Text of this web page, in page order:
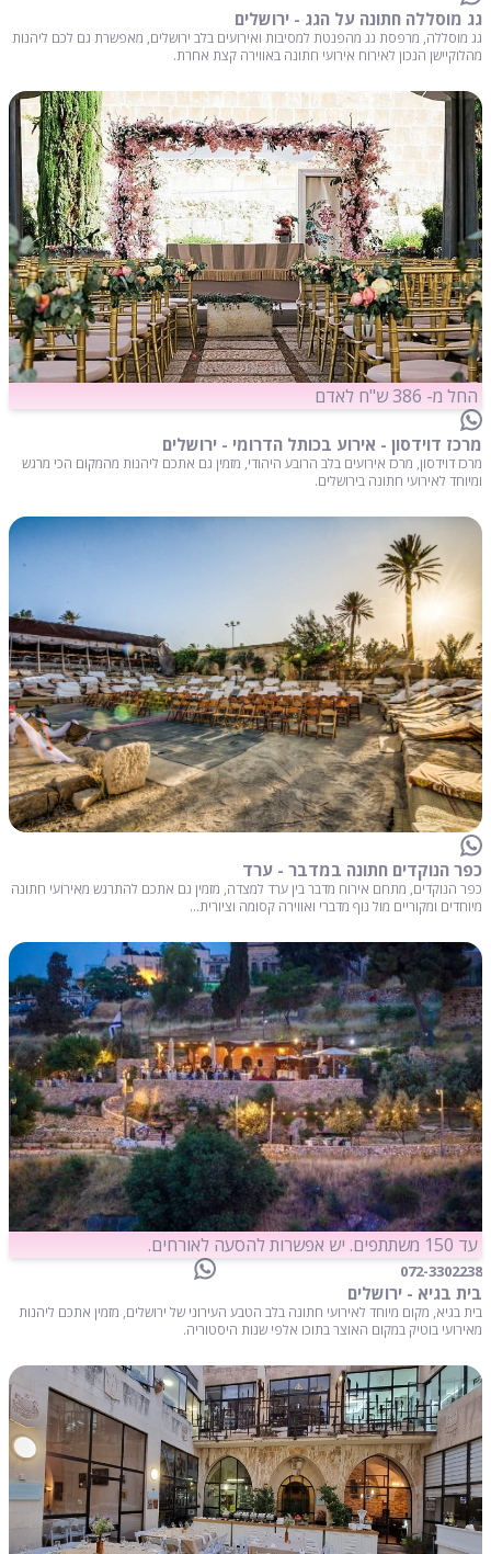
גג מוסללה חתונה על הגג - ירושלים
גג מוסללה, מרפסת גג מהפנטת למסיבות ואירועים בלב ירושלים, מאפשרת גם לכם ליהנות
מהלוקיישן הנכון לאירוח אירועי חתונה באווירה קצת אחרת.
החל מ- 386 ש"ח לאדם
מרכז דוידסון - אירוע בכותל הדרומי - ירושלים
מרכז דוידסון, מרכז אירועים בלב הרובע היהודי, מזמין גם אתכם ליהנות מהמקום הכי מרגש
ומיוחד לאירועי חתונה בירושלים.
כפר הנוקדים חתונה במדבר - ערד
כפר הנוקדים, מתחם אירוח מדבר בין ערד למצדה, מזמין גם אתכם להתרגש מאירועי חתונה
מיוחדים ומקוריים מול נוף מדברי ואווירה קסומה וציורית...
עד 150 משתתפים. יש אפשרות להסעה לאורחים.
072-3302238
בית בגיא - ירושלים
בית בגיא, מקום מיוחד לאירועי חתונה בלב הטבע העירוני של ירושלים, מזמין אתכם ליהנות
מאירועי בוטיק במקום האוצר בתוכו אלפי שנות היסטוריה.